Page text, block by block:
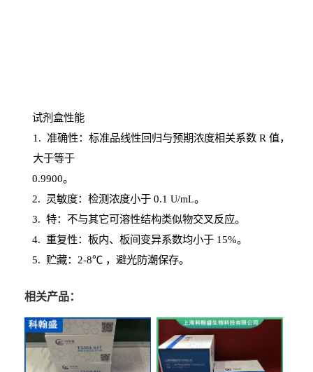
试剂盒性能
1 . 准确性：标准品线性回归与预期浓度相关系数 R 值，
大于等于
0.9900。
2. 灵敏度：检测浓度小于0.1 U/mL。
3. 特：不与其它可溶性结构类似物交叉反应。
4. 重复性：板内、板间变异系数均小于15%。
5. 贮藏：2-8℃ ，避光防潮保存。
相关产品：